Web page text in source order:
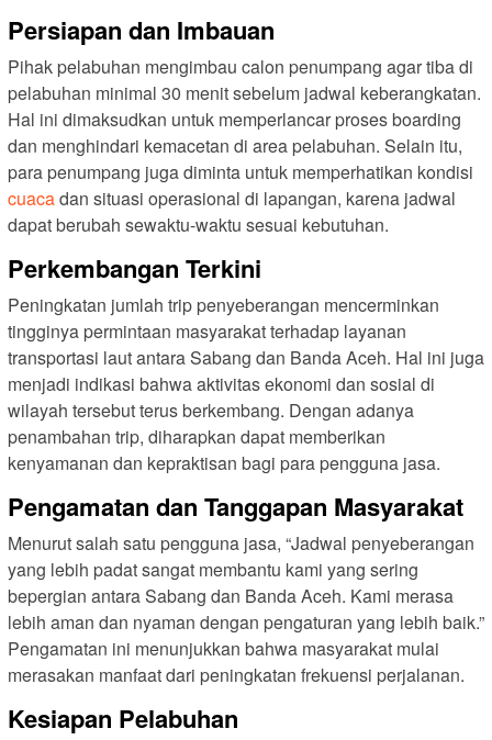
Persiapan dan Imbauan
Pihak pelabuhan mengimbau calon penumpang agar tiba di
pelabuhan minimal 30 menit sebelum jadwal keberangkatan.
Hal ini dimaksudkan untuk memperlancar proses boarding
dan menghindari kemacetan di area pelabuhan. Selain itu,
cuacadan situasi operasional di lapangan, karena jadwal
dapat berubah sewaktu-waktu sesuai kebutuhan.
Perkembangan Terkini
Peningkatan jumlah trip penyeberangan mencerminkan
tingginya permintaan masyarakat terhadap layanan
transportasi laut antara Sabang dan Banda Aceh. Hal ini juga
menjadi indikasi bahwa aktivitas ekonomi dan sosial di
wilayah tersebut terus berkembang. Dengan adanya
penambahan trip, diharapkan dapat memberikan
kenyamanan dan kepraktisan bagi para pengguna jasa.
Pengamatan dan Tanggapan Masyarakat
Menurut salah satu pengguna jasa, “Jadwal penyeberangan
yang lebih padat sangat membantu kami yang sering
bepergian antara Sabang dan Banda Aceh. Kami merasa
lebih aman dan nyaman dengan pengaturan yang lebih baik.”
Pengamatan ini menunjukkan bahwa masyarakat mulai
merasakan manfaat dari peningkatan frekuensi perjalanan.
Kesiapan Pelabuhan